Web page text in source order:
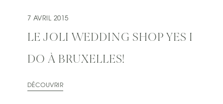
7 AVRIL 2015
LE JOLI WEDDING SHOP YES I
DO À BRUXELLES!
DÉCOUVRIR